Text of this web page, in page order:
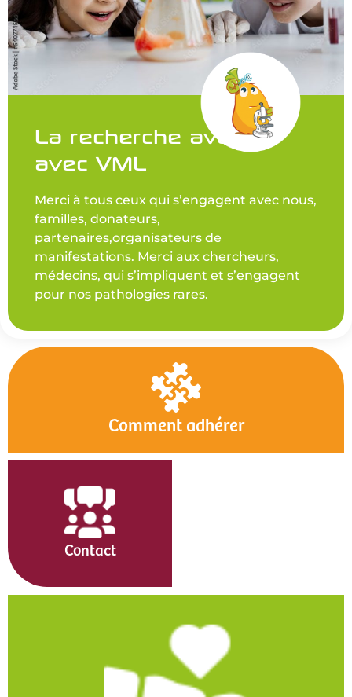
La recherche avance
avec VML
Merci à tous ceux qui s’engagent avec nous,
familles, donateurs,
partenaires,organisateurs de
manifestations. Merci aux chercheurs,
médecins, qui s’impliquent et s’engagent
pour nos pathologies rares.
Comment adhérer
Contact